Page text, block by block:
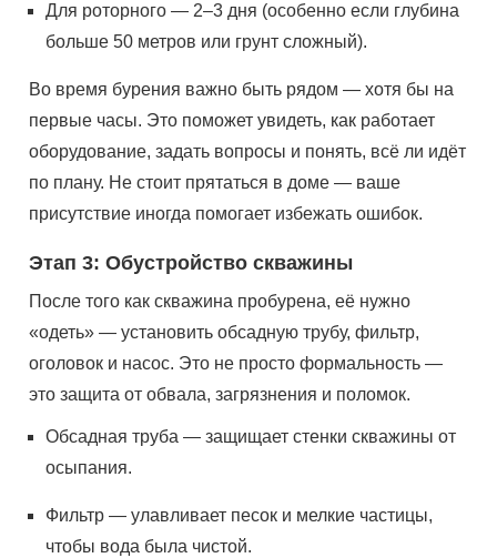
Для роторного — 2–3 дня (особенно если глубина
больше 50 метров или грунт сложный).
Во время бурения важно быть рядом — хотя бы на
первые часы. Это поможет увидеть, как работает
оборудование, задать вопросы и понять, всё ли идёт
по плану. Не стоит прятаться в доме — ваше
присутствие иногда помогает избежать ошибок.
Этап 3: Обустройство скважины
После того как скважина пробурена, её нужно
«одеть» — установить обсадную трубу, фильтр,
оголовок и насос. Это не просто формальность —
это защита от обвала, загрязнения и поломок.
Обсадная труба — защищает стенки скважины от
осыпания.
Фильтр — улавливает песок и мелкие частицы,
чтобы вода была чистой.